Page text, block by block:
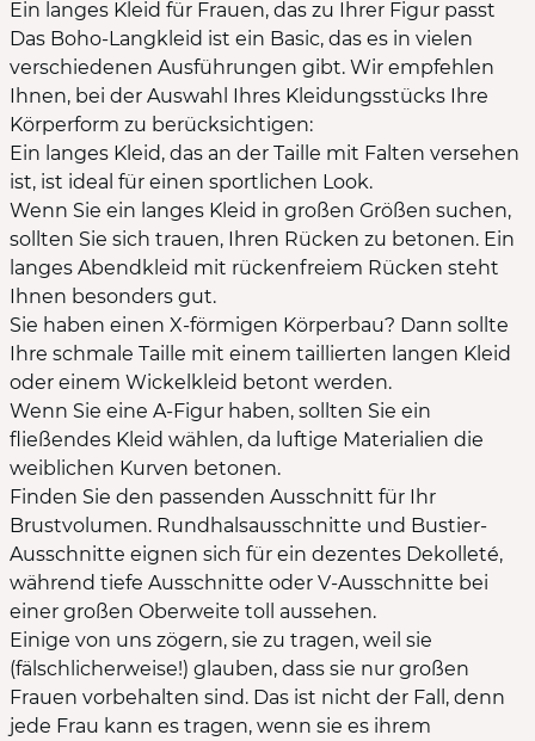
Ein langes Kleid für Frauen, das zu Ihrer Figur passt
Das Boho-Langkleid ist ein Basic, das es in vielen
verschiedenen Ausführungen gibt. Wir empfehlen
Ihnen, bei der Auswahl Ihres Kleidungsstücks Ihre
Körperform zu berücksichtigen:
Ein langes Kleid, das an der Taille mit Falten versehen
ist, ist ideal für einen sportlichen Look.
Wenn Sie ein langes Kleid in großen Größen suchen,
sollten Sie sich trauen, Ihren Rücken zu betonen. Ein
langes Abendkleid mit rückenfreiem Rücken steht
Ihnen besonders gut.
Sie haben einen X-förmigen Körperbau? Dann sollte
Ihre schmale Taille mit einem taillierten langen Kleid
oder einem Wickelkleid betont werden.
Wenn Sie eine A-Figur haben, sollten Sie ein
fließendes Kleid wählen, da luftige Materialien die
weiblichen Kurven betonen.
Finden Sie den passenden Ausschnitt für Ihr
Brustvolumen. Rundhalsausschnitte und Bustier-
Ausschnitte eignen sich für ein dezentes Dekolleté,
während tiefe Ausschnitte oder V-Ausschnitte bei
einer großen Oberweite toll aussehen.
Einige von uns zögern, sie zu tragen, weil sie
(fälschlicherweise!) glauben, dass sie nur großen
Frauen vorbehalten sind. Das ist nicht der Fall, denn
jede Frau kann es tragen, wenn sie es ihrem